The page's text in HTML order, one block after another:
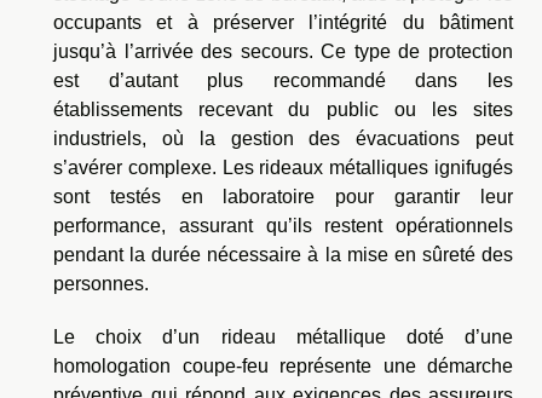
occupants et à préserver l’intégrité du bâtiment
jusqu’à l’arrivée des secours. Ce type de protection
est d’autant plus recommandé dans les
établissements recevant du public ou les sites
industriels, où la gestion des évacuations peut
s’avérer complexe. Les rideaux métalliques ignifugés
sont testés en laboratoire pour garantir leur
performance, assurant qu’ils restent opérationnels
pendant la durée nécessaire à la mise en sûreté des
personnes.
Le choix d’un rideau métallique doté d’une
homologation coupe-feu représente une démarche